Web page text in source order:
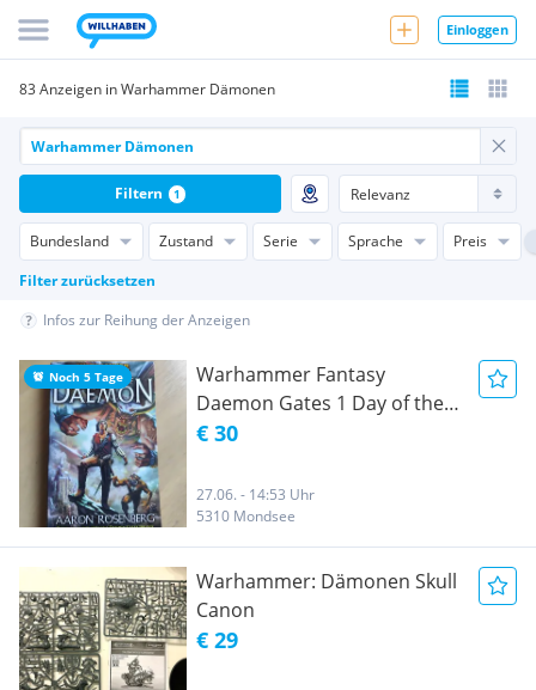
Einloggen
83 Anzeigen in Warhammer Dämonen
Bundesland Zustand Serie Sprache
Preis
Filter zurücksetzen
Filtern 1
Infos zur Reihung der Anzeigen
Noch 5 Tage
Warhammer Fantasy
Daemon Gates 1 Day of the
Daemon
€ 30
27.06. - 14:53 Uhr
5310 Mondsee
Warhammer: Dämonen Skull
Canon
€ 29